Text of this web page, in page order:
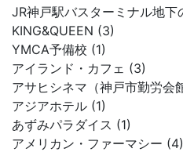
JR神戸駅バスターミナル地
KING&QUEEN (3)
YMCA予備校 (1)
アイランド・カフェ (3)
アサヒシネマ（神戸市勤労会
アジアホテル (1)
あずみパラダイス (1)
アメリカン・ファーマシー (4)